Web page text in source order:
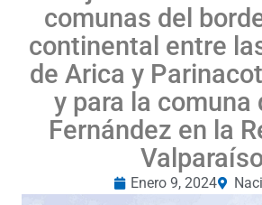
comunas del
continental entre
de Arica y
y para la comuna
Fernández en la
Enero 9, 2024